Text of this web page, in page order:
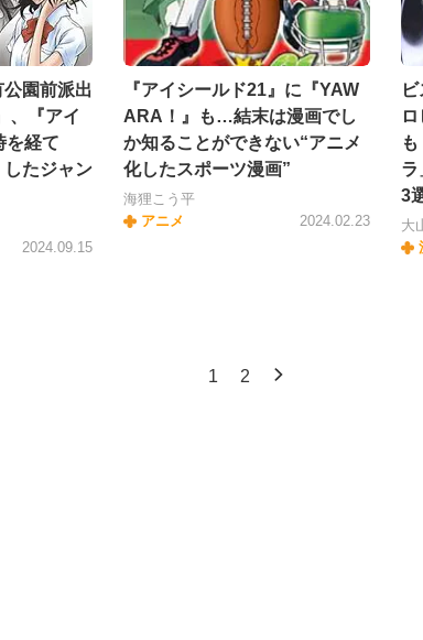
公園前派出
、『アイ
を経て
したジャン
2024.09.15
『アイシールド21』に『YAW
ARA！』も…結末は漫画でし
か知ることができない“アニメ
化したスポーツ漫画”
海狸こう平
アニメ
2024.02.23
ラ
3
大
1 2